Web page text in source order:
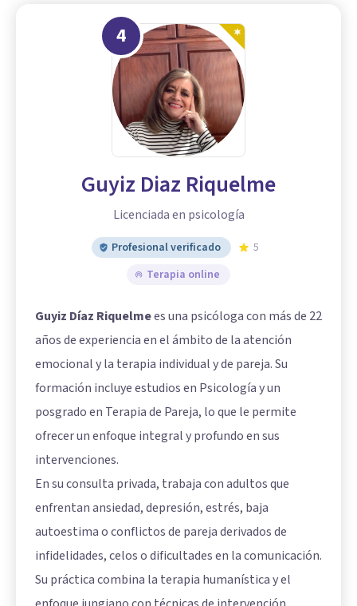
4
Guyiz Diaz Riquelme
Licenciada en psicología
Profesional verificado
5
Terapia online
Guyiz Díaz Riquelmees una psicóloga con más de 22
años de experiencia en el ámbito de la atención
emocional y la terapia individual y de pareja. Su
formación incluye estudios en Psicología y un
posgrado en Terapia de Pareja, lo que le permite
ofrecer un enfoque integral y profundo en sus
intervenciones.
En su consulta privada, trabaja con adultos que
enfrentan ansiedad, depresión, estrés, baja
autoestima o conflictos de pareja derivados de
infidelidades, celos o dificultades en la comunicación.
Su práctica combina la terapia humanística y el